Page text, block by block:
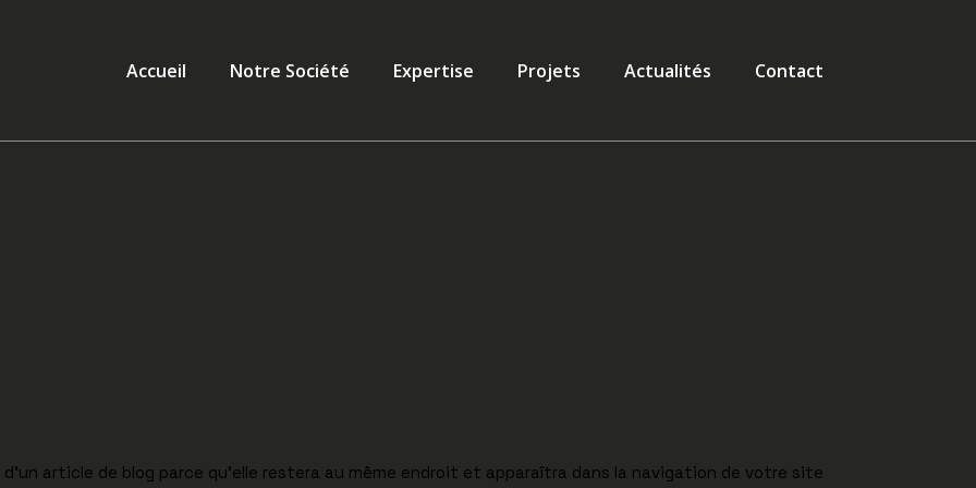
Accueil Notre Société Expertise Projets Actualités Contact
article de blog parce qu’elle restera au même endroit et apparaîtra dans la navigation de votre site